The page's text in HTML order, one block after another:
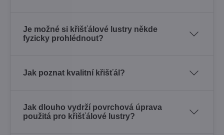
Je možné si křišťálové lustry někde
fyzicky prohlédnout?
Jak poznat kvalitní křišťál?
Jak dlouho vydrží povrchová úprava
použitá pro křišťálové lustry?